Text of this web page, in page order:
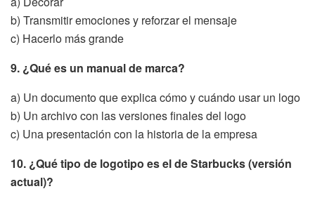
b) Transmitir emociones y reforzar el mensaje
c) Hacerlo más grande
9. ¿Qué es un manual de marca?
a) Un documento que explica cómo y cuándo usar un logo
b) Un archivo con las versiones finales del logo
c) Una presentación con la historia de la empresa
10. ¿Qué tipo de logotipo es el de Starbucks (versión
actual)?